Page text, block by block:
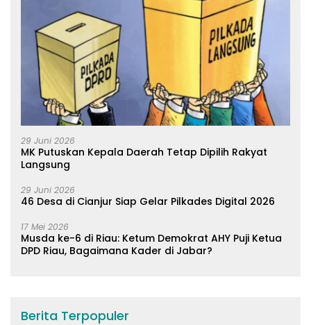
29 Juni 2026
MK Putuskan Kepala Daerah Tetap Dipilih Rakyat
Langsung
29 Juni 2026
46 Desa di Cianjur Siap Gelar Pilkades Digital 2026
17 Mei 2026
Musda ke-6 di Riau: Ketum Demokrat AHY Puji Ketua
DPD Riau, Bagaimana Kader di Jabar?
Berita Terpopuler